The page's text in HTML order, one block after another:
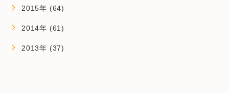
2015年 (64)
2014年 (61)
2013年 (37)